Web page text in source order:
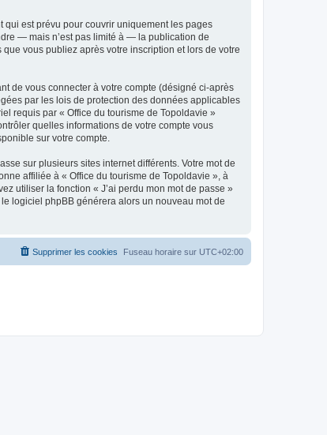
qui est prévu pour couvrir uniquement les pages
— mais n’est pas limité à — la publication de
vous publiez après votre inscription et lors de votre
de vous connecter à votre compte (désigné ci-après
par les lois de protection des données applicables
requis par « Office du tourisme de Topoldavie »
quelles informations de votre compte vous
sur votre compte.
sur plusieurs sites internet différents. Votre mot de
affiliée à « Office du tourisme de Topoldavie », à
utiliser la fonction « J’ai perdu mon mot de passe »
logiciel phpBB générera alors un nouveau mot de
Fuseau horaire sur UTC+02:00
Supprimer les cookies